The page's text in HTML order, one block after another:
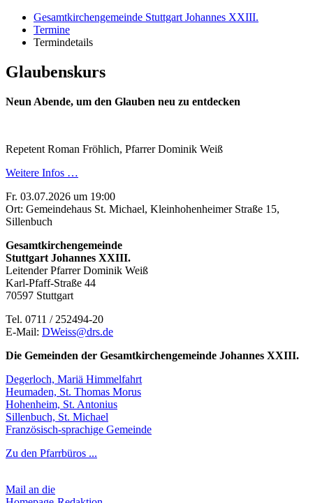
Gesamtkirchengemeinde Stuttgart Johannes XXIII.
Termine
Termindetails
Glaubenskurs
Neun Abende, um den Glauben neu zu entdecken
Repetent Roman Fröhlich, Pfarrer Dominik Weiß
Weitere Infos …
Fr. 03.07.2026 um 19:00
Ort: Gemeindehaus St. Michael, Kleinhohenheimer Straße 15,
Sillenbuch
Gesamtkirchengemeinde
Stuttgart Johannes XXIII.
Leitender Pfarrer Dominik Weiß
Karl-Pfaff-Straße 44
70597 Stuttgart
Tel. 0711 / 252494-20
E-Mail: DWeiss@drs.de
Die Gemeinden der Gesamtkirchengemeinde Johannes XXIII.
Degerloch, Mariä Himmelfahrt
Heumaden, St. Thomas Morus
Hohenheim, St. Antonius
Sillenbuch, St. Michael
Französisch-sprachige Gemeinde
Zu den Pfarrbüros ...
Mail an die